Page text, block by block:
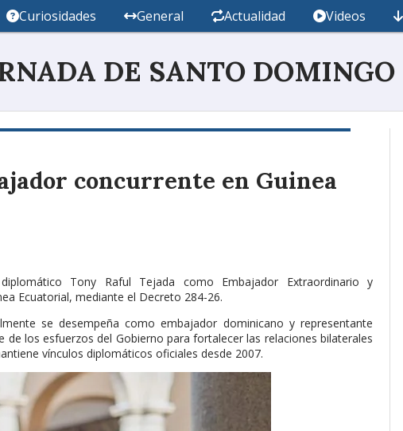
DE SANTO DOMINGO
Curiosidades General Actualidad Videos
concurrente en Guinea
Tony Raful Tejada como Embajador Extraordinario y
Ecuatorial, mediante el Decreto 284-26.
se desempeña como embajador dominicano y representante
los esfuerzos del Gobierno para fortalecer las relaciones bilaterales
vínculos diplomáticos oficiales desde 2007.